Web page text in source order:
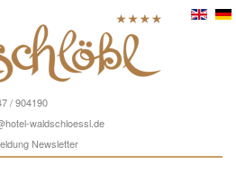
/ 904190
waldschloessl.de
Newsletter